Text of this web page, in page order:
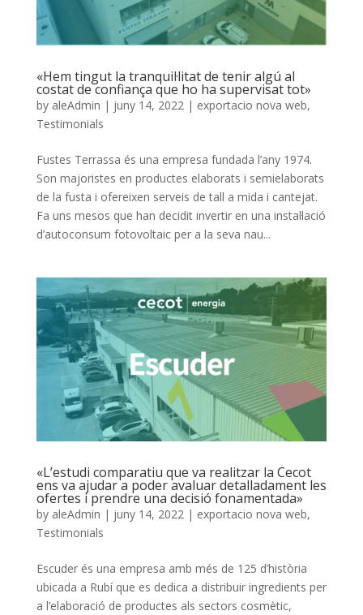
«Hem tingut la tranquil·litat de tenir algú al
costat de confiança que ho ha supervisat tot»
by aleAdmin | juny 14, 2022| exportacio nova web,
Testimonials
Fustes Terrassa és una empresa fundada l’any 1974.
Son majoristes en productes elaborats i semielaborats
de la fusta i ofereixen serveis de tall a mida i cantejat.
Fa uns mesos que han decidit invertir en una instal·lació
d’autoconsum fotovoltaic per a la seva nau...
«L’estudi comparatiu que va realitzar la Cecot
ens va ajudar a poder avaluar detalladament les
ofertes i prendre una decisió fonamentada»
by aleAdmin | juny 14, 2022 | exportacio nova web,
Testimonials
Escuder és una empresa amb més de 125 d’història
ubicada a Rubí que es dedica a distribuir ingredients per
a l’elaboració de productes als sectors cosmètic,